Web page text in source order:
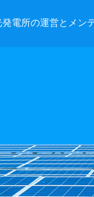
発電所の運営とメ